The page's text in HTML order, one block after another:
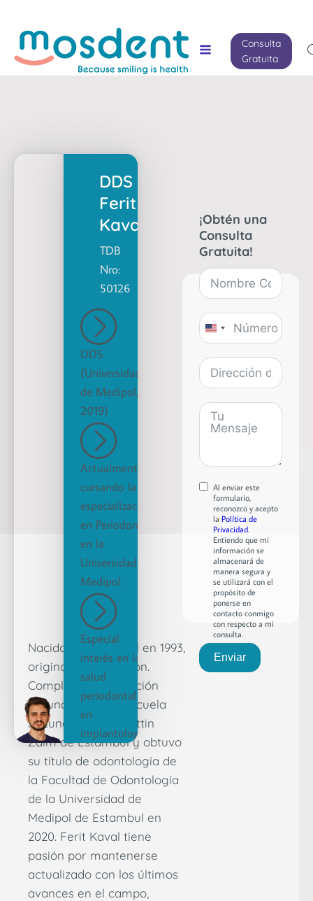
Consulta
Gratuita
DDS
Ferit
Kaval
TDB
Nro:
50126
DDS
(Universidad
de Medipol,
2019)
Actualmente
cursando la
especialización
en Periodoncia
en la
Universidad de
Medipol
Especial
interés en la
salud
periodontal
en
implantología
¡Obtén una
Consulta
Gratuita!
United
+1
Al enviar este
formulario,
reconozco y acepto
la Política de
Privacidad.
Entiendo que mi
información se
almacenará de
manera segura y
se utilizará con el
propósito de
ponerse en
contacto conmigo
con respecto a mi
consulta.
Enviar
Nacido en Estambul en 1993,
originario de Trabzon.
Completó su educación
secundaria en la Escuela
Secundaria Sabahattin
Zaim de Estambul y obtuvo
su título de odontología de
la Facultad de Odontología
de la Universidad de
Medipol de Estambul en
2020. Ferit Kaval tiene
pasión por mantenerse
actualizado con los últimos
avances en el campo,